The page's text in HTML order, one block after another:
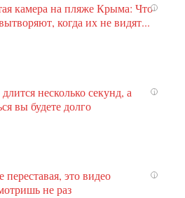
i
камера на пляже Крыма: Что
когда их не видят...
i
несколько секунд, а
вы будете долго
i
переставая, это видео
не раз